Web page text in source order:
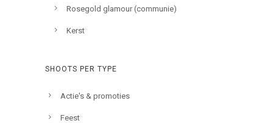
Rosegold glamour (communie)
Kerst
SHOOTS PER TYPE
Actie's & promoties
Feest